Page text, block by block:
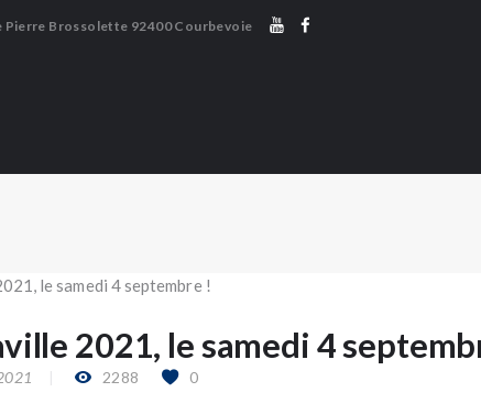
Pierre Brossolette 92400 CourbevoieLE DOJO
👤 ESPACE MEMBRE
2021, le samedi 4
2288 0